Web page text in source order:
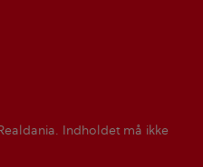
Indholdet må ikke